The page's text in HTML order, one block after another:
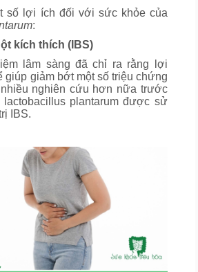
số lợi ích đối với sức khỏe của
:
kích thích (IBS)
lâm sàng đã chỉ ra rằng lợi
giúp giảm bớt một số triệu chứng
nghiên cứu hơn nữa trước
lactobacillus plantarum được sử
IBS.